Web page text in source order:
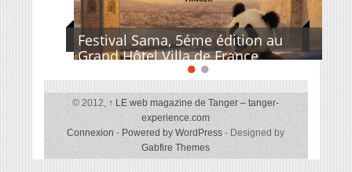
Festival Sama, 5éme édition au
Grand Hôtel Villa de France.
© 2012,↑ LE web magazine de Tanger – tanger-
experience.com
Connexion-Powered by WordPress- Designed by
Gabfire Themes